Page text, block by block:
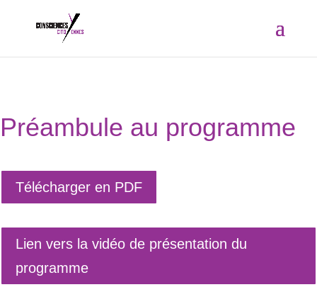
Préambule au programme
Télécharger en PDF
Lien vers la vidéo de présentation du
programme